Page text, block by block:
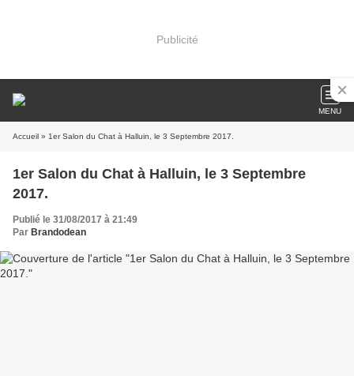
Publicité
MENU
Accueil » 1er Salon du Chat à Halluin, le 3 Septembre 2017.
1er Salon du Chat à Halluin, le 3 Septembre
2017.
Publié le 31/08/2017 à 21:49
Par Brandodean